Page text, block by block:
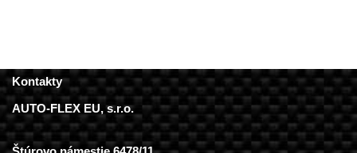
Kontakty
AUTO-FLEX EU, s.r.o.